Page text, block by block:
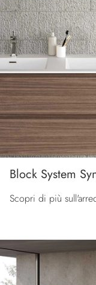
Block System